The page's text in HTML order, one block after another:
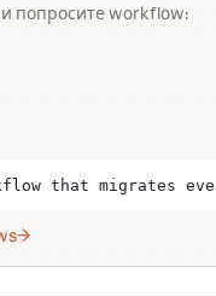
попросите workflow:
that migrates